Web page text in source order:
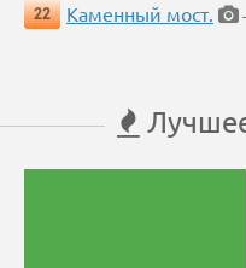
22
Каменный мост.